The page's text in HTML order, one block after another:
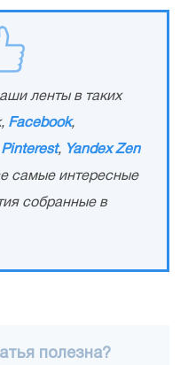
ленты в таких
Facebook,
Pinterest, Yandex Zen
самые интересные
собранные в
полезна?